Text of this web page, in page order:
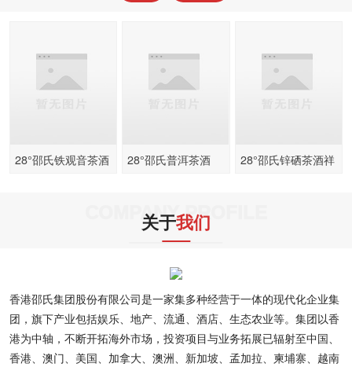
28°邵氏铁观音茶酒
28°邵氏普洱茶酒
28°邵氏锌硒茶酒祥
COMPANY PROFILE
关于我们
香港邵氏集团股份有限公司是一家集多种经营于一体的现代化企业集
团，旗下产业包括娱乐、地产、流通、酒店、生态农业等。集团以香
港为中轴，不断开拓海外市场，投资项目与业务拓展已辐射至中国、
香港、澳门、美国、加拿大、澳洲、新加坡、孟加拉、柬埔寨、越南